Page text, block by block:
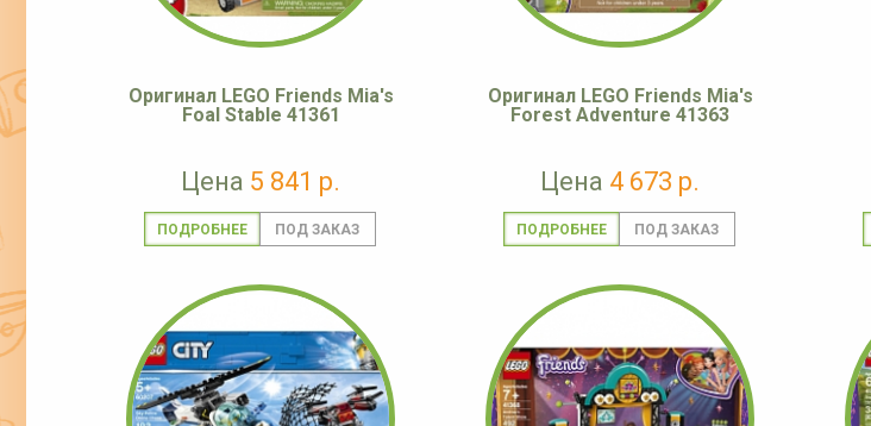
Оригинал LEGO Friends Mia's
Foal Stable 41361
Цена 5 841 р.
ПОДРОБНЕЕ
Оригинал LEGO Friends Mia's
Forest Adventure 41363
Цена 4 673 р.
ПОДРОБНЕЕ